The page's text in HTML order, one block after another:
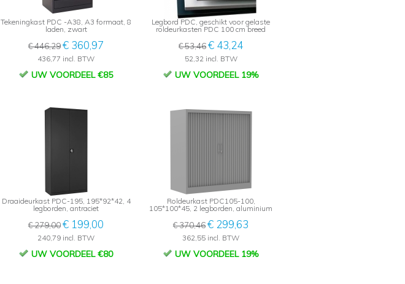
Tekeningkast PDC -A38, A3 formaat, 8
laden, zwart
€ 446,29€ 360,97
436,77 incl. BTW
UW VOORDEEL €85
Legbord PDC, geschikt voor gelaste
roldeurkasten PDC 100 cm breed
€ 53,46€ 43,24
52,32 incl. BTW
UW VOORDEEL 19%
Draaideurkast PDC-195, 195*92*42, 4
legborden, antraciet
€ 279,00€ 199,00
240,79 incl. BTW
UW VOORDEEL €80
Roldeurkast PDC105-100,
105*100*45, 2 legborden, aluminium
€ 370,46€ 299,63
362,55 incl. BTW
UW VOORDEEL 19%